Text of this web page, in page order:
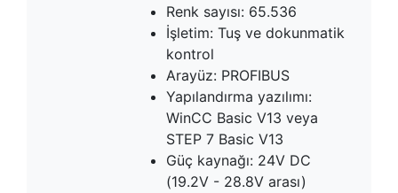
Renk sayısı: 65.536
İşletim: Tuş ve dokunmatik
kontrol
Arayüz: PROFIBUS
Yapılandırma yazılımı:
WinCC Basic V13 veya
STEP 7 Basic V13
Güç kaynağı: 24V DC
(19.2V - 28.8V arası)